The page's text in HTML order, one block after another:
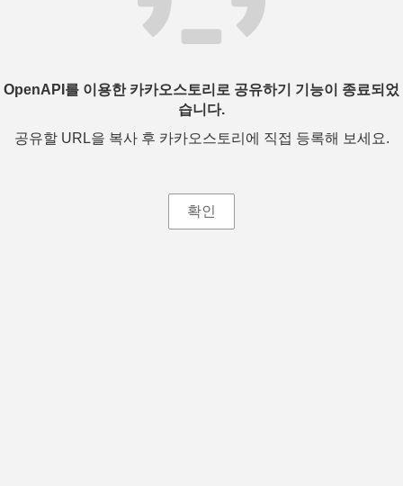
OpenAPI를 이용한 카카오스토리로 공유하기 기능이 종료되었
습니다.
공유할 URL을 복사 후 카카오스토리에 직접 등록해 보세요.
확인